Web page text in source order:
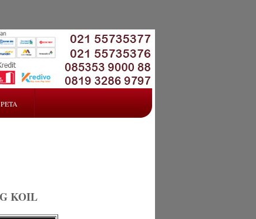
KOIL